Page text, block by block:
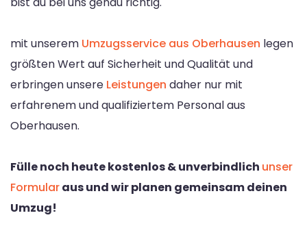
mit unserem Umzugsservice aus Oberhausen legen
größten Wert auf Sicherheit und Qualität und
erbringen unsere Leistungen daher nur mit
erfahrenem und qualifiziertem Personal aus
Oberhausen.
Fülle noch heute kostenlos & unverbindlich unser
Formularaus und wir planen gemeinsam deinen
Umzug!